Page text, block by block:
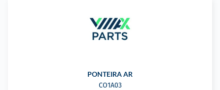
PONTEIRA AR
CO1A03